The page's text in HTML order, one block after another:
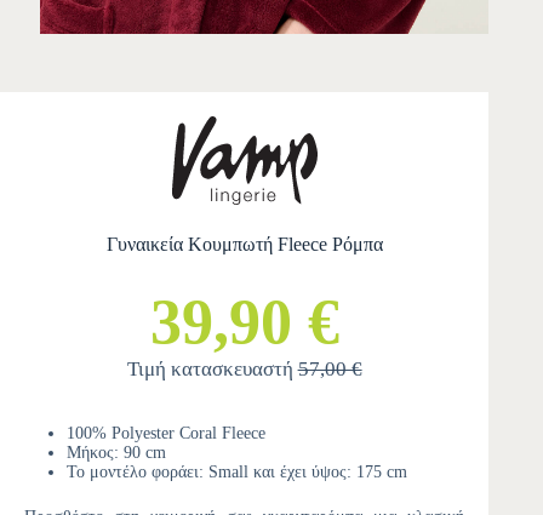
Γυναικεία Κουμπωτή Fleece Ρόμπα
39,90 €
Τιμή κατασκευαστή57,00 €
100% Polyester Coral Fleece
Μήκος: 90 cm
Το μοντέλο φοράει: Small και έχει ύψος: 175 cm